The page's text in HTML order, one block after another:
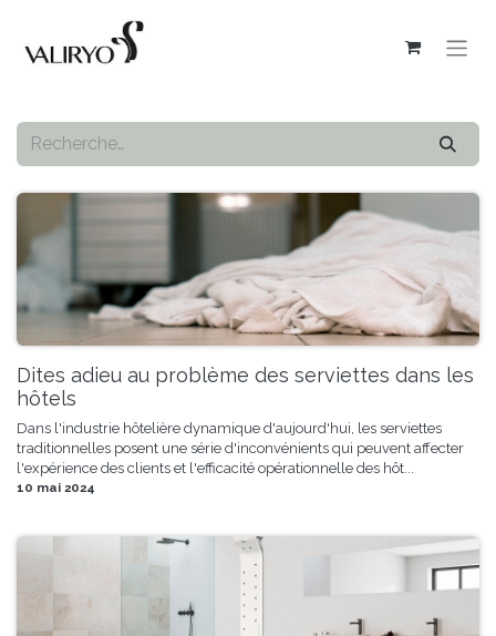
Dites adieu au problème des serviettes dans les
hôtels
Dans l'industrie hôtelière dynamique d'aujourd'hui, les serviettes
traditionnelles posent une série d'inconvénients qui peuvent affecter
l'expérience des clients et l'efficacité opérationnelle des hôt...
10 mai 2024